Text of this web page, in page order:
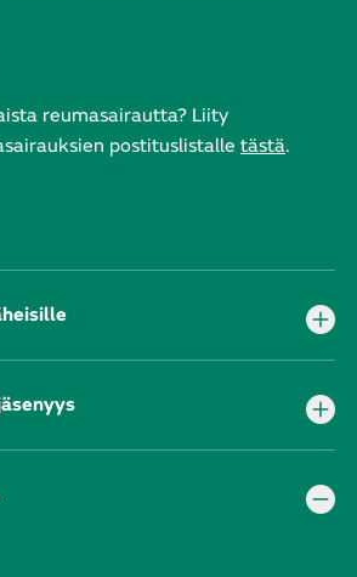
reumasairautta? Liity
postituslistalle tästä.